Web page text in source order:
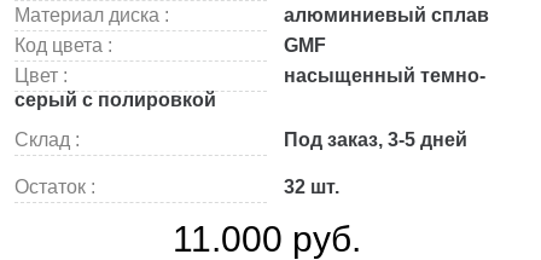
Материал диска :
алюминиевый сплав
Код цвета :
GMF
Цвет :
насыщенный темно-
серый с полировкой
Склад :
Под заказ, 3-5 дней
Остаток : 32 шт.
11.000 руб.